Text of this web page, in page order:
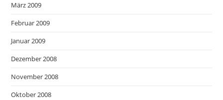
März 2009
Februar 2009
Januar 2009
Dezember 2008
November 2008
Oktober 2008